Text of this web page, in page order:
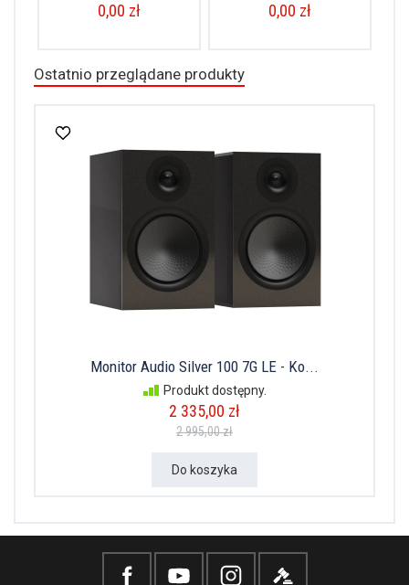
0,00 zł 0,00 zł
Ostatnio przeglądane produkty
Monitor Audio Silver 100 7G LE - Ko...
Produkt dostępny.
2 335,00 zł
2 995,00 zł
Do koszyka